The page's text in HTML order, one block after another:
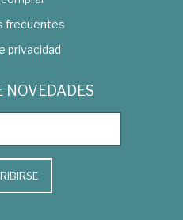
frecuentes
privacidad
NOVEDADES